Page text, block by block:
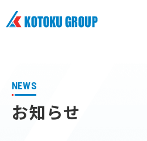
株式会社興
NEWS
お知らせ